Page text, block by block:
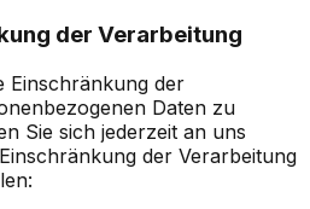
der Verarbeitung
Einschränkung der
Daten zu
Sie sich jederzeit an uns
der Verarbeitung